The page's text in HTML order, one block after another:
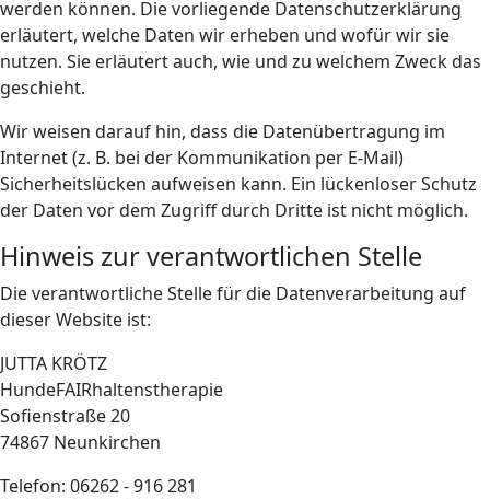
werden können. Die vorliegende Datenschutzerklärung
erläutert, welche Daten wir erheben und wofür wir sie
nutzen. Sie erläutert auch, wie und zu welchem Zweck das
geschieht.
Wir weisen darauf hin, dass die Datenübertragung im
Internet (z. B. bei der Kommunikation per E-Mail)
Sicherheitslücken aufweisen kann. Ein lückenloser Schutz
der Daten vor dem Zugriff durch Dritte ist nicht möglich.
Hinweis zur verantwortlichen Stelle
Die verantwortliche Stelle für die Datenverarbeitung auf
dieser Website ist:
JUTTA KRÖTZ
HundeFAIRhaltenstherapie
Sofienstraße 20
74867 Neunkirchen
Telefon: 06262 - 916 281